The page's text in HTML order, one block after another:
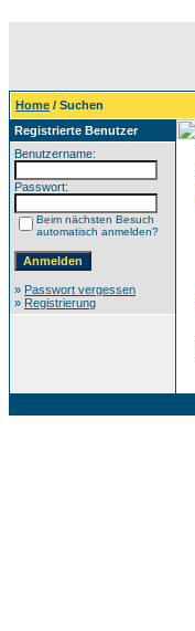
Home / Suchen
Registrierte Benutzer
Benutzername:
Passwort:
Beim nächsten Besuch
automatisch anmelden?
» Passwort vergessen
» Registrierung